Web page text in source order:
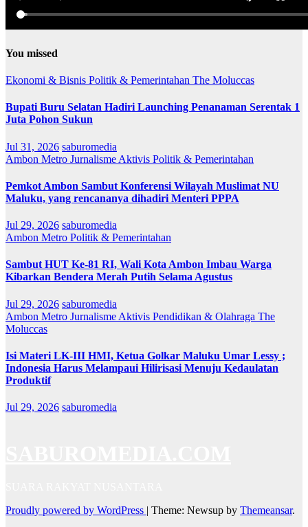
You missed
Ekonomi & Bisnis Politik & Pemerintahan The Moluccas
Bupati Buru Selatan Hadiri Launching Penanaman Serentak 1
Juta Pohon Sukun
Jul 31, 2026 saburomedia
Ambon Metro Jurnalisme Aktivis Politik & Pemerintahan
Pemkot Ambon Sambut Konferensi Wilayah Muslimat NU
Maluku, yang rencananya dihadiri Menteri PPPA
Jul 29, 2026 saburomedia
Ambon Metro Politik & Pemerintahan
Sambut HUT Ke-81 RI, Wali Kota Ambon Imbau Warga
Kibarkan Bendera Merah Putih Selama Agustus
Jul 29, 2026 saburomedia
Ambon Metro Jurnalisme Aktivis Pendidikan & Olahraga The
Moluccas
Isi Materi LK-III HMI, Ketua Golkar Maluku Umar Lessy ;
Indonesia Harus Melampaui Hilirisasi Menuju Kedaulatan
Produktif
Jul 29, 2026 saburomedia
Proudly powered by WordPress | Theme: Newsup by Themeansar.